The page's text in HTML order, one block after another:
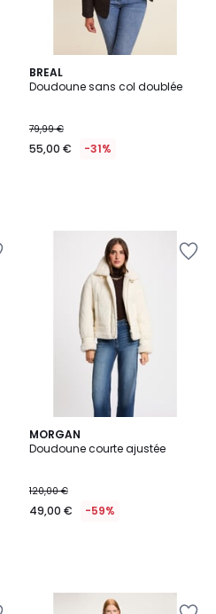
BREAL
Doudoune sans col doublée
79,99 €
55,00 € -31%
MORGAN
Doudoune courte ajustée
120,00 €
49,00 € -59%